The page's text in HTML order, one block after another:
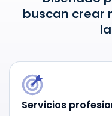
buscan crear
Servicios